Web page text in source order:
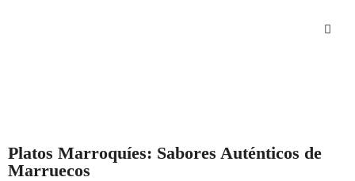
Platos Marroquíes: Sabores Auténticos de
Marruecos